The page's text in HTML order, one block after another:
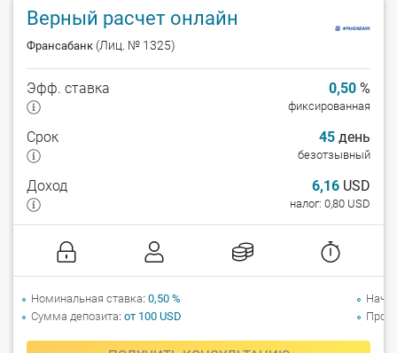
Верный расчет онлайн
Франсабанк (Лиц. № 1325)
Эфф. ставка 0,50 %
фиксированная
Срок 45 день
безотзывный
Доход 6,16 USD
налог: 0,80 USD
Номинальная ставка 0,50 %
Сумма депозита от 100 USD